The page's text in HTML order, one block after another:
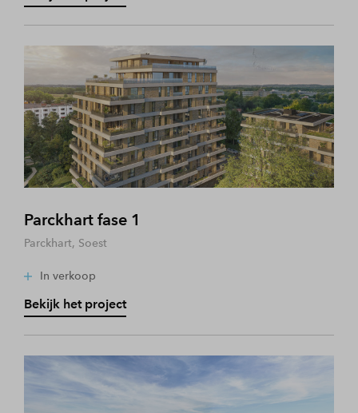
Parckhart fase 1
Parckhart, Soest
In verkoop
Bekijk het project